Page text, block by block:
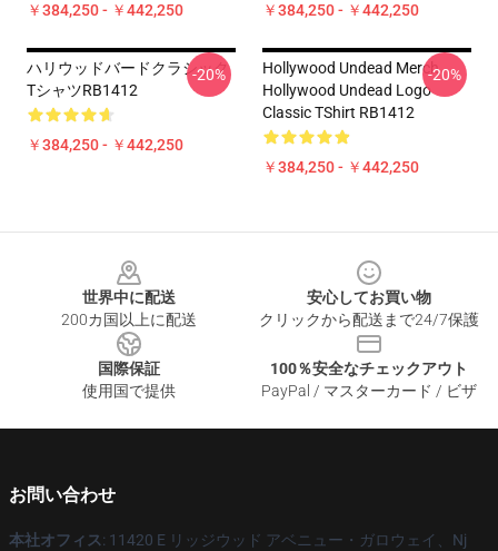
￥384,250 - ￥442,250 ￥384,250 - ￥442,250
ハリウッドバードクラシック
TシャツRB1412
￥384,250 - ￥442,250
-20%
Hollywood Undead Merch
Hollywood Undead Logo
Classic TShirt RB1412
￥384,250 - ￥442,250
-20%
世界中に配送
200カ国以上に配送
安心してお買い物
クリックから配送まで24/7保護
国際保証
使用国で提供
100％安全なチェックアウト
PayPal / マスターカード / ビザ
お問い合わせ
本社オフィス: 11420 E リッジウッド アベニュー・ガロウェイ、Nj